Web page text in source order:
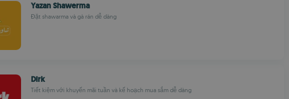
Yazan Shawerma
Đặt shawarma và gà rán dễ dàng
Dirk
Tiết kiệm với khuyến mãi tuần và kế hoạch mua sắm dễ dàng